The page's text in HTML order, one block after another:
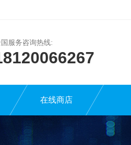
服务咨询热线:
在线商店